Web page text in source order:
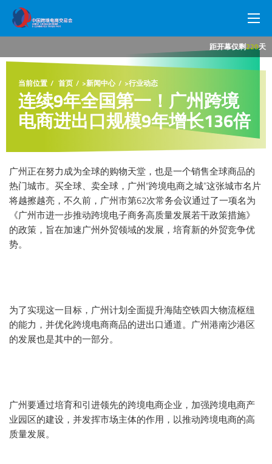
展会概况
参展商中心
观众中心
新闻中心
展馆交通
联系我们
距开幕仅剩220天
当前位置 首页 >新闻中心 >行业动态
连续9年全国第一！广州跨境
电商进出口规模9年增长136倍
广州正在努力成为全球的购物天堂，也是一个销售全球商品的
热门城市。买全球、卖全球，广州“跨境电商之城”这张城市名片
将越擦越亮，不久前，广州市第62次常务会议通过了一项名为
《广州市进一步推动跨境电子商务高质量发展若干政策措施》
的政策，旨在加速广州外贸领域的发展，培育新的外贸竞争优
势。
为了实现这一目标，广州计划全面提升海陆空铁四大物流枢纽
的能力，并优化跨境电商商品的进出口通道。广州港南沙港区
的发展也是其中的一部分。
广州要通过培育和引进领先的跨境电商企业，加强跨境电商产
业园区的建设，并发挥市场主体的作用，以推动跨境电商的高
质量发展。